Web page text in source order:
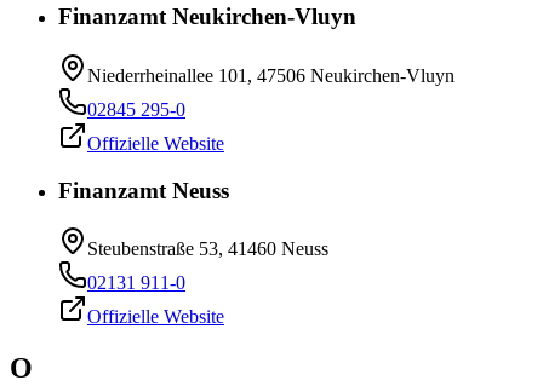
Finanzamt Neukirchen-Vluyn
Niederrheinallee 101, 47506 Neukirchen-Vluyn
02845 295-0
Offizielle Website
Finanzamt Neuss
Steubenstraße 53, 41460 Neuss
02131 911-0
Offizielle Website
O